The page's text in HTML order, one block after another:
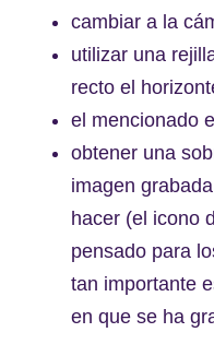
cambiar a la
utilizar una
recto el
el mencionado
obtener una
imagen
hacer (el icono
pensado para
tan importante
en que se ha